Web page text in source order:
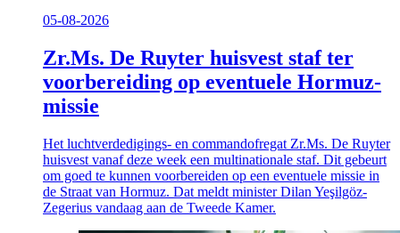
05-08-2026
Zr.Ms. De Ruyter huisvest staf ter
voorbereiding op eventuele Hormuz-
missie
Het luchtverdedigings- en commandofregat Zr.Ms. De Ruyter
huisvest vanaf deze week een multinationale staf. Dit gebeurt
om goed te kunnen voorbereiden op een eventuele missie in
de Straat van Hormuz. Dat meldt minister Dilan Yeşilgöz-
Zegerius vandaag aan de Tweede Kamer.